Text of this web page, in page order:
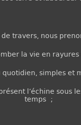
travers, nous
la vie en
quotidien, simples et
l’échine sous
temps ;